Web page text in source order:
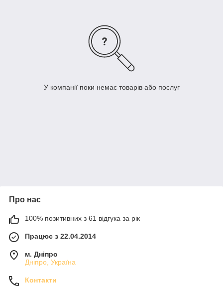
У компанії поки немає товарів або послуг
Про нас
100% позитивних з 61 відгука за рік
Працює з 22.04.2014
м. Дніпро
Дніпро, Україна
Контакти